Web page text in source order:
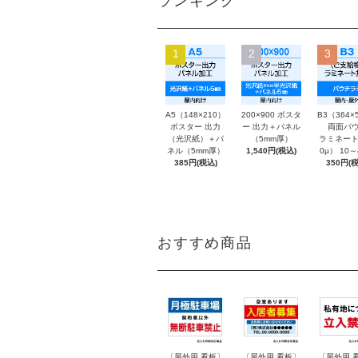
1
A5（148×210）
ポスター 出力
（光沢紙）＋パ
ネル（5mm厚）
385円(税込)
2
200×900 ポスタ
ー 出力＋パネル
（5mm厚）
1,540円(税込)
3
B3（
両面パ
ラミネー
0μ） 10
350円(
おすすめ商品